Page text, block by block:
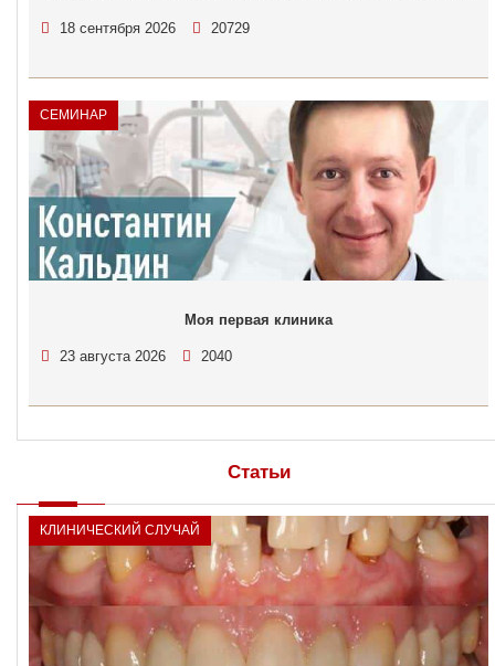
18 сентября 2026 20729
СЕМИНАР
Моя первая клиника
23 августа 2026 2040
Статьи
КЛИНИЧЕСКИЙ СЛУЧАЙ